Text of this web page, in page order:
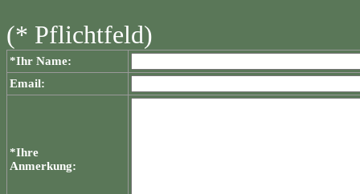
(* Pflichtfeld)
*Ihr Name:
Email:
*Ihre
Anmerkung: